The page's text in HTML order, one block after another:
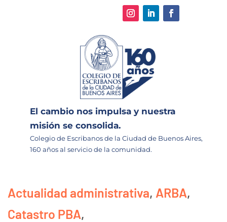
El cambio nos impulsa y nuestra
misión se consolida.
Colegio de Escribanos de la Ciudad de Buenos Aires,
160 años al servicio de la comunidad.
Actualidad administrativa, ARBA,
Catastro PBA,